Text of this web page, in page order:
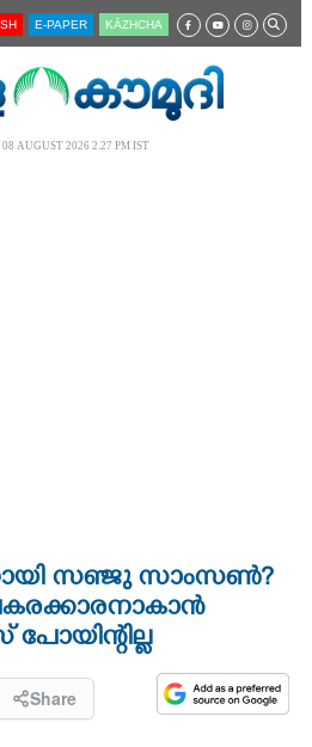
E-PAPER KĀZHCHA
AUGUST 2026 2.27 PM IST
സഞ്ജു സാംസൺ?
Share